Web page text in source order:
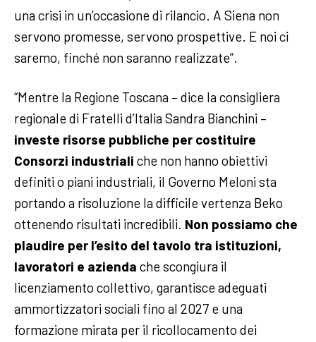
una crisi in un’occasione di rilancio. A Siena non
servono promesse, servono prospettive. E noi ci
saremo, finché non saranno realizzate”.
“Mentre la Regione Toscana – dice la consigliera
regionale di Fratelli d’Italia Sandra Bianchini –
investe risorse pubbliche per costituire
Consorzi industriali che non hanno obiettivi
definiti o piani industriali, il Governo Meloni sta
portando a risoluzione la difficile vertenza Beko
ottenendo risultati incredibili. Non possiamo che
plaudire per l’esito del tavolo tra istituzioni,
lavoratori e azienda che scongiura il
licenziamento collettivo, garantisce adeguati
ammortizzatori sociali fino al 2027 e una
formazione mirata per il ricollocamento dei